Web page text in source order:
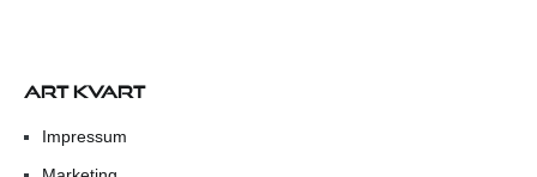
ART KVART
Impressum